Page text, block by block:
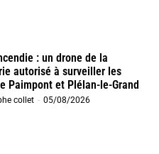
: un drone de la
autorisé à surveiller les
Paimpont et Plélan-le-Grand
collet - 05/08/2026